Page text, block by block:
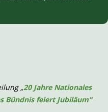
„20 Jahre Nationales
Bündnis feiert Jubiläum“